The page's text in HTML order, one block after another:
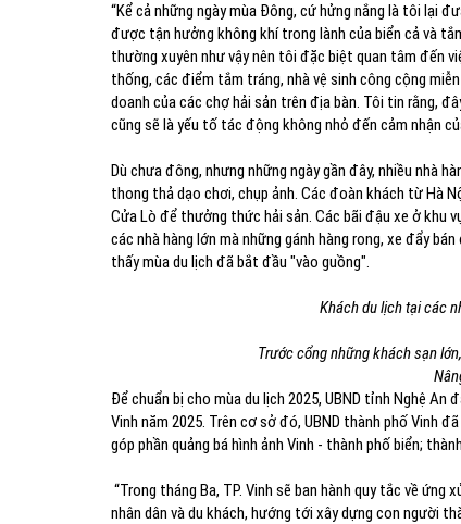
“Kể cả những ngày mùa Đông, cứ hửng nắng là tôi lại
được tận hưởng không khí trong lành của biển cả và
thường xuyên như vậy nên tôi đặc biệt quan tâm đến
thống, các điểm tắm tráng, nhà vệ sinh công cộng
doanh của các chợ hải sản trên địa bàn. Tôi tin rằng,
cũng sẽ là yếu tố tác động không nhỏ đến cảm nhận
Dù chưa đông, nhưng những ngày gần đây, nhiều nhà
thong thả dạo chơi, chụp ảnh. Các đoàn khách từ Hà
Cửa Lò để thưởng thức hải sản. Các bãi đậu xe ở khu
các nhà hàng lớn mà những gánh hàng rong, xe đẩy
thấy mùa du lịch đã bắt đầu "vào guồng".
Khách du lịch tại các
Trước cổng những khách sạn
Để chuẩn bị cho mùa du lịch 2025, UBND tỉnh Nghệ
Vinh năm 2025. Trên cơ sở đó, UBND thành phố Vinh
góp phần quảng bá hình ảnh Vinh - thành phố biển;
“Trong tháng Ba, TP. Vinh sẽ ban hành quy tắc về
nhân dân và du khách, hướng tới xây dựng con người